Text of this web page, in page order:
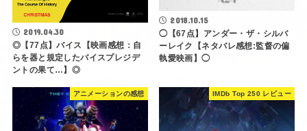
2019.04.30
◎【77点】バイス【映画感想：自
らを器と規定したバイスプレジデ
ントの果て…】◎
2018.10.15
◯【67点】アンダー・ザ・シルバ
ーレイク【ネタバレ感想:監督の偏
執愛映画】◯
アニメーションの感想 IMDb Top 250 レビュー